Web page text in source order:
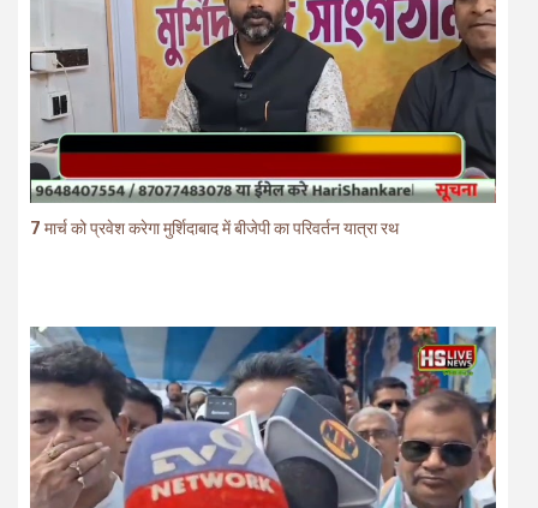
7 मार्च को प्रवेश करेगा मुर्शिदाबाद में बीजेपी का परिवर्तन यात्रा रथ